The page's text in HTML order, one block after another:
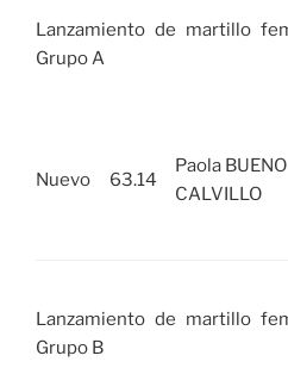
Lanzamiento de martillo
Grupo A
Nuevo 63.14
Paola BUENO
CALVILLO
Lanzamiento de martillo
Grupo B